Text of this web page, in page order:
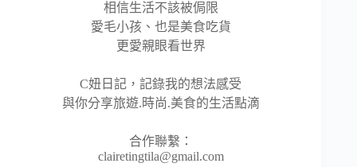
相信生活不該被侷限
愛毛小孩、也是美食吃貨
更愛親眼看世界
C妞日記，記錄我的想法感受
與你分享旅遊.時尚.美食的生活點滴
合作聯繫：
clairetingtila@gmail.com